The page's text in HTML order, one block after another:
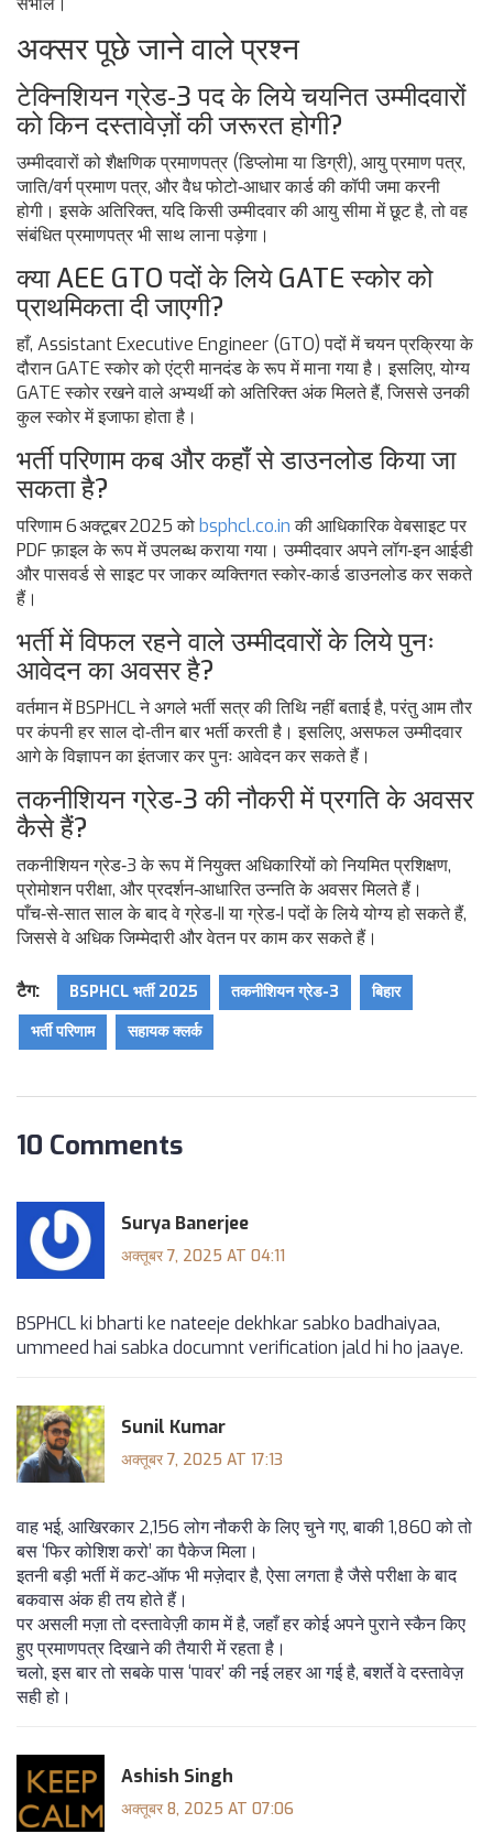
अक्सर पूछे जाने वाले प्रश्न
टेक्निशियन ग्रेड‑3 पद के लिये चयनित उम्मीदवारों
को किन दस्तावेज़ों की जरूरत होगी?
उम्मीदवारों को शैक्षणिक प्रमाणपत्र (डिप्लोमा या डिग्री), आयु प्रमाण पत्र,
जाति/वर्ग प्रमाण पत्र, और वैध फोटो‑आधार कार्ड की कॉपी जमा करनी
होगी। इसके अतिरिक्त, यदि किसी उम्मीदवार की आयु सीमा में छूट है, तो वह
संबंधित प्रमाणपत्र भी साथ लाना पड़ेगा।
क्या AEE GTO पदों के लिये GATE स्कोर को
प्राथमिकता दी जाएगी?
हाँ, Assistant Executive Engineer (GTO) पदों में चयन प्रक्रिया के
दौरान GATE स्कोर को एंट्री मानदंड के रूप में माना गया है। इसलिए, योग्य
GATE स्कोर रखने वाले अभ्यर्थी को अतिरिक्त अंक मिलते हैं, जिससे उनकी
कुल स्कोर में इजाफा होता है।
भर्ती परिणाम कब और कहाँ से डाउनलोड किया जा
सकता है?
परिणाम 6 अक्टूबर 2025 कोbsphcl.co.inकी आधिकारिक वेबसाइट पर
PDF फ़ाइल के रूप में उपलब्ध कराया गया। उम्मीदवार अपने लॉग‑इन आईडी
और पासवर्ड से साइट पर जाकर व्यक्तिगत स्कोर‑कार्ड डाउनलोड कर सकते
हैं।
भर्ती में विफल रहने वाले उम्मीदवारों के लिये पुनः
आवेदन का अवसर है?
वर्तमान में BSPHCL ने अगले भर्ती सत्र की तिथि नहीं बताई है, परंतु आम तौर
पर कंपनी हर साल दो‑तीन बार भर्ती करती है। इसलिए, असफल उम्मीदवार
आगे के विज्ञापन का इंतजार कर पुनः आवेदन कर सकते हैं।
तकनीशियन ग्रेड‑3 की नौकरी में प्रगति के अवसर
कैसे हैं?
तकनीशियन ग्रेड‑3 के रूप में नियुक्त अधिकारियों को नियमित प्रशिक्षण,
प्रोमोशन परीक्षा, और प्रदर्शन‑आधारित उन्नति के अवसर मिलते हैं।
पाँच‑से‑सात साल के बाद वे ग्रेड‑II या ग्रेड‑I पदों के लिये योग्य हो सकते हैं,
जिससे वे अधिक जिम्मेदारी और वेतन पर काम कर सकते हैं।
टैग: BSPHCL भर्ती 2025 तकनीशियन ग्रेड-3
बिहार
भर्ती परिणाम
सहायक क्लर्क
10 Comments
Surya Banerjee
अक्तूबर 7, 2025 AT 04:11
BSPHCL ki bharti ke nateeje dekhkar sabko badhaiyaa,
ummeed hai sabka documnt verification jald hi ho jaaye.
Sunil Kumar
अक्तूबर 7, 2025 AT 17:13
वाह भई, आखिरकार 2,156 लोग नौकरी के लिए चुने गए, बाकी 1,860 को तो
बस ‘फिर कोशिश करो’ का पैकेज मिला।
इतनी बड़ी भर्ती में कट‑ऑफ भी मज़ेदार है, ऐसा लगता है जैसे परीक्षा के बाद
बकवास अंक ही तय होते हैं।
पर असली मज़ा तो दस्तावेज़ी काम में है, जहाँ हर कोई अपने पुराने स्कैन किए
हुए प्रमाणपत्र दिखाने की तैयारी में रहता है।
चलो, इस बार तो सबके पास ‘पावर’ की नई लहर आ गई है, बशर्ते वे दस्तावेज़
सही हो।
Ashish Singh
अक्तूबर 8, 2025 AT 07:06